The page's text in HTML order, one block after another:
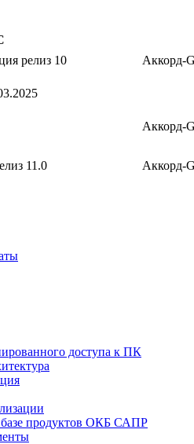
релиз 10
Аккорд-
Аккорд-
11.0 Аккорд-
доступа к ПК
продуктов ОКБ САПР